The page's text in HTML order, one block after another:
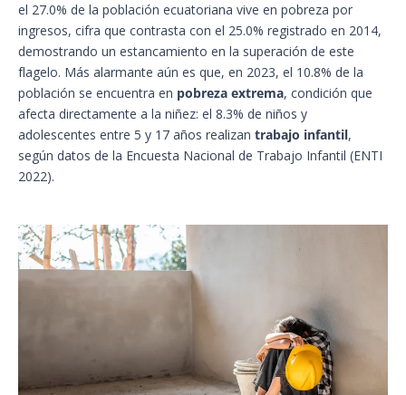
el 27.0% de la población ecuatoriana vive en pobreza por
ingresos, cifra que contrasta con el 25.0% registrado en 2014,
demostrando un estancamiento en la superación de este
flagelo. Más alarmante aún es que, en 2023, el 10.8% de la
población se encuentra en pobreza extrema, condición que
afecta directamente a la niñez: el 8.3% de niños y
adolescentes entre 5 y 17 años realizan trabajo infantil,
según datos de la Encuesta Nacional de Trabajo Infantil (ENTI
2022).